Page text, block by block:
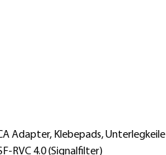
Adapter, Klebepads, Unterlegkeile
RVC 4.0 (Signalfilter)